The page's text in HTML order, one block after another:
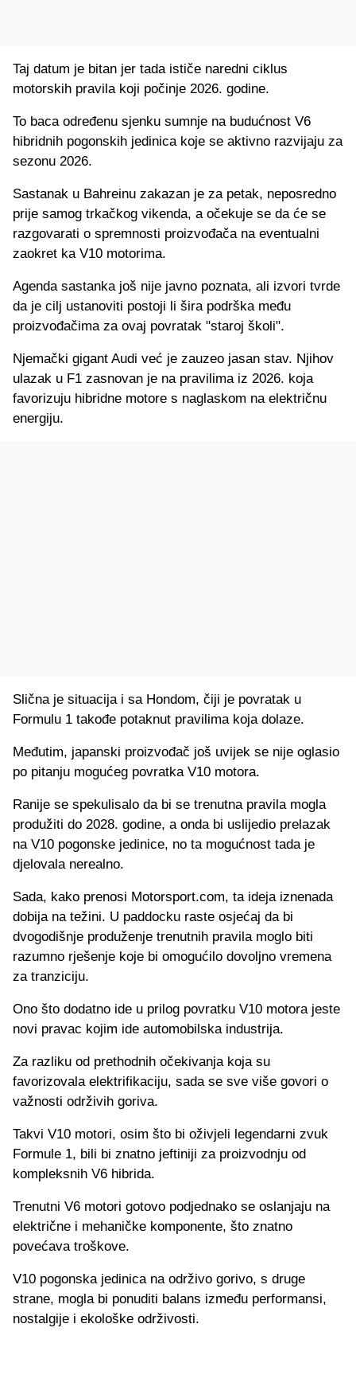
Taj datum je bitan jer tada ističe naredni ciklus
motorskih pravila koji počinje 2026. godine.
To baca određenu sjenku sumnje na budućnost V6
hibridnih pogonskih jedinica koje se aktivno razvijaju za
sezonu 2026.
Sastanak u Bahreinu zakazan je za petak, neposredno
prije samog trkačkog vikenda, a očekuje se da će se
razgovarati o spremnosti proizvođača na eventualni
zaokret ka V10 motorima.
Agenda sastanka još nije javno poznata, ali izvori tvrde
da je cilj ustanoviti postoji li šira podrška među
proizvođačima za ovaj povratak "staroj školi".
Njemački gigant Audi već je zauzeo jasan stav. Njihov
ulazak u F1 zasnovan je na pravilima iz 2026. koja
favorizuju hibridne motore s naglaskom na električnu
energiju.
Slična je situacija i sa Hondom, čiji je povratak u
Formulu 1 takođe potaknut pravilima koja dolaze.
Međutim, japanski proizvođač još uvijek se nije oglasio
po pitanju mogućeg povratka V10 motora.
Ranije se spekulisalo da bi se trenutna pravila mogla
produžiti do 2028. godine, a onda bi uslijedio prelazak
na V10 pogonske jedinice, no ta mogućnost tada je
djelovala nerealno.
Sada, kako prenosi Motorsport.com, ta ideja iznenada
dobija na težini. U paddocku raste osjećaj da bi
dvogodišnje produženje trenutnih pravila moglo biti
razumno rješenje koje bi omogućilo dovoljno vremena
za tranziciju.
Ono što dodatno ide u prilog povratku V10 motora jeste
novi pravac kojim ide automobilska industrija.
Za razliku od prethodnih očekivanja koja su
favorizovala elektrifikaciju, sada se sve više govori o
važnosti održivih goriva.
Takvi V10 motori, osim što bi oživjeli legendarni zvuk
Formule 1, bili bi znatno jeftiniji za proizvodnju od
kompleksnih V6 hibrida.
Trenutni V6 motori gotovo podjednako se oslanjaju na
električne i mehaničke komponente, što znatno
povećava troškove.
V10 pogonska jedinica na održivo gorivo, s druge
strane, mogla bi ponuditi balans između performansi,
nostalgije i ekološke održivosti.